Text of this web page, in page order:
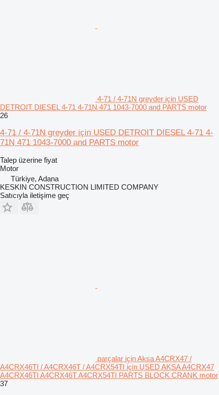
4-71 / 4-71N greyder için USED
DETROIT DIESEL 4-71 4-71N 471 1043-7000 and PARTS motor
26
4-71 / 4-71N greyder için USED DETROIT DIESEL 4-71 4-
71N 471 1043-7000 and PARTS motor
Talep üzerine fiyat
Motor
Türkiye, Adana
KESKIN CONSTRUCTION LIMITED COMPANY
Satıcıyla iletişime geç
parçalar için Aksa A4CRX47 /
A4CRX46TI / A4CRX46T / A4CRX54TI için USED AKSA A4CRX47
A4CRX46TI A4CRX46T A4CRX54TI PARTS BLOCK CRANK motor
37